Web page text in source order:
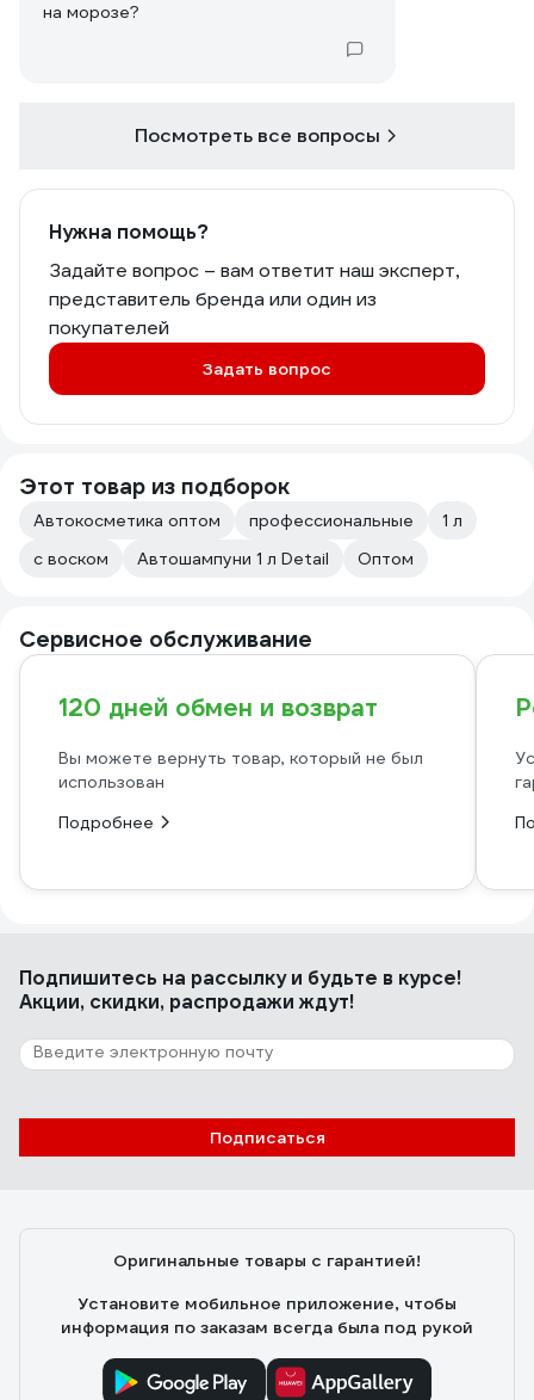
на морозе?
Посмотреть все вопросы
Нужна помощь?
Задайте вопрос – вам ответит наш эксперт,
представитель бренда или один из
покупателей
Задать вопрос
Этот товар из подборок
Автокосметика оптом профессиональные
1 л
с воском
Автошампуни 1 л Detail Оптом
Сервисное обслуживание
120 дней обмен и возврат
Вы можете вернуть товар, который не был
использован
Подробнее
Подпишитесь на рассылкуи будьте в курсе!
Акции, скидки, распродажи ждут!
Подписаться
Оригинальные товары с гарантией!
Установите мобильное приложение, чтобы
информация по заказам всегда была под рукой